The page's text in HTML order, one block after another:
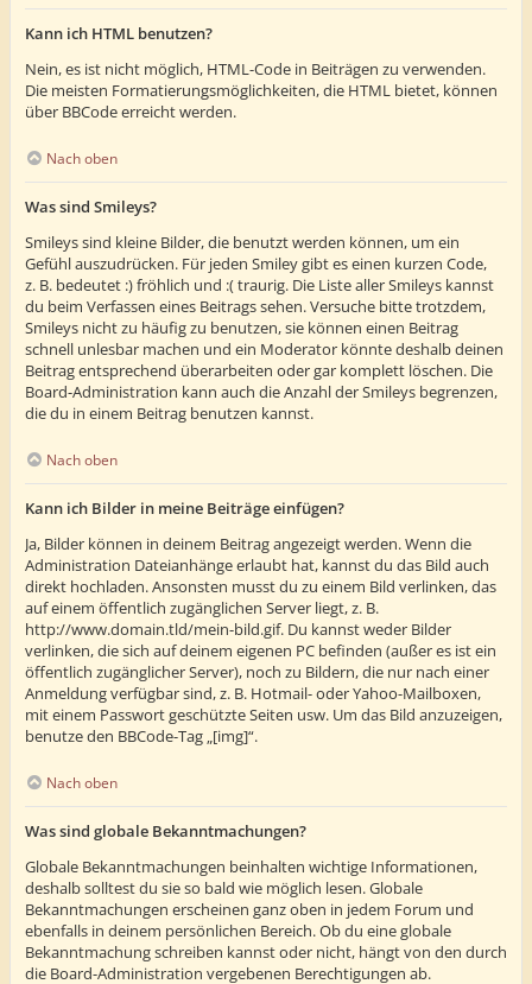
Kann ich HTML benutzen?
Nein, es ist nicht möglich, HTML-Code in Beiträgen zu verwenden.
Die meisten Formatierungsmöglichkeiten, die HTML bietet, können
über BBCode erreicht werden.
Nach oben
Was sind Smileys?
Smileys sind kleine Bilder, die benutzt werden können, um ein
Gefühl auszudrücken. Für jeden Smiley gibt es einen kurzen Code,
z. B. bedeutet :) fröhlich und :( traurig. Die Liste aller Smileys kannst
du beim Verfassen eines Beitrags sehen. Versuche bitte trotzdem,
Smileys nicht zu häufig zu benutzen, sie können einen Beitrag
schnell unlesbar machen und ein Moderator könnte deshalb deinen
Beitrag entsprechend überarbeiten oder gar komplett löschen. Die
Board-Administration kann auch die Anzahl der Smileys begrenzen,
die du in einem Beitrag benutzen kannst.
Nach oben
Kann ich Bilder in meine Beiträge einfügen?
Ja, Bilder können in deinem Beitrag angezeigt werden. Wenn die
Administration Dateianhänge erlaubt hat, kannst du das Bild auch
direkt hochladen. Ansonsten musst du zu einem Bild verlinken, das
auf einem öffentlich zugänglichen Server liegt, z. B.
http://www.domain.tld/mein-bild.gif. Du kannst weder Bilder
verlinken, die sich auf deinem eigenen PC befinden (außer es ist ein
öffentlich zugänglicher Server), noch zu Bildern, die nur nach einer
Anmeldung verfügbar sind, z. B. Hotmail- oder Yahoo-Mailboxen,
mit einem Passwort geschützte Seiten usw. Um das Bild anzuzeigen,
benutze den BBCode-Tag „[img]“.
Nach oben
Was sind globale Bekanntmachungen?
Globale Bekanntmachungen beinhalten wichtige Informationen,
deshalb solltest du sie so bald wie möglich lesen. Globale
Bekanntmachungen erscheinen ganz oben in jedem Forum und
ebenfalls in deinem persönlichen Bereich. Ob du eine globale
Bekanntmachung schreiben kannst oder nicht, hängt von den durch
die Board-Administration vergebenen Berechtigungen ab.